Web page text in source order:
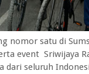
nomor satu di
event Sriwijaya
dari seluruh